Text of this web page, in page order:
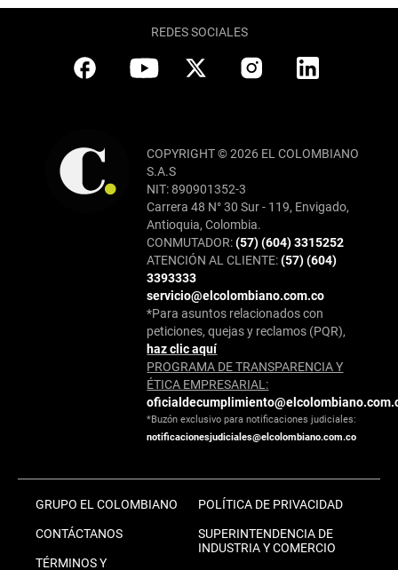
REDES SOCIALES
COPYRIGHT © 2026 EL COLOMBIANO
S.A.S
NIT: 890901352-3
Carrera 48 N° 30 Sur - 119, Envigado,
Antioquia, Colombia.
CONMUTADOR:(57) (604) 3315252
ATENCIÓN AL CLIENTE:(57) (604)
3393333
servicio@elcolombiano.com.co
*Para asuntos relacionados con
peticiones, quejas y reclamos (PQR),
haz clic aquí
PROGRAMA DE TRANSPARENCIA Y
ÉTICA EMPRESARIAL:
*Buzón exclusivo para notificaciones judiciales:
notificacionesjudiciales@elcolombiano.com.co
GRUPO EL COLOMBIANO
CONTÁCTANOS
TÉRMINOS Y
POLÍTICA DE PRIVACIDAD
SUPERINTENDENCIA DE
INDUSTRIA Y COMERCIO